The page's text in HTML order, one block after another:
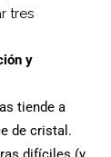
tres
y
tiende a
de cristal.